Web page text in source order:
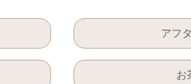
アフ
お